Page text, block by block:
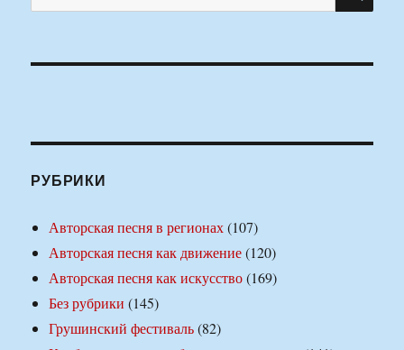
РУБРИКИ
Авторская песня в регионах(107)
Авторская песня как движение(120)
Авторская песня как искусство(169)
Без рубрики (145)
Грушинский фестиваль(82)